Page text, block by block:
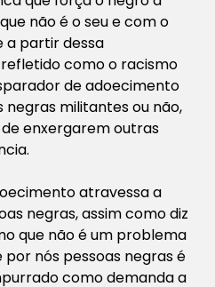
não é o seu e com o
a partir dessa
como o racismo
de adoecimento
militantes ou não,
enxergarem outras
atravessa a
negras, assim como diz
que não é um problema
nós pessoas negras é
como demanda a